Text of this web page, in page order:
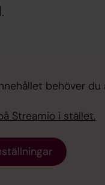
behöver
Streamio i stället.